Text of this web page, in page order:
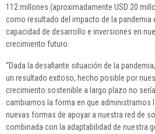
112 millones (aproximadamente USD 20
como resultado del impacto de la pandemia
capacidad de desarrollo e inversiones en
crecimiento futuro.
“Dada la desafiante situación de la
un resultado exitoso, hecho posible por
crecimiento sostenible a largo plazo no
cambiamos la forma en que administramos
nuevas formas de apoyar a nuestra red de
combinada con la adaptabilidad de nuestra